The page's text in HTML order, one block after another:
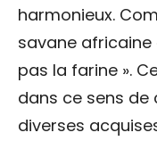
harmonieux.
savane africaine
pas la farine ».
dans ce sens de
diverses